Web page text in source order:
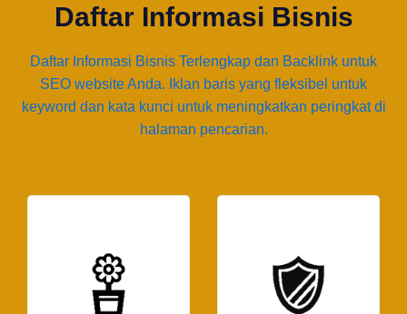
Daftar Informasi Bisnis
Daftar Informasi Bisnis Terlengkap dan Backlink untuk
SEO website Anda. Iklan baris yang fleksibel untuk
keyword dan kata kunci untuk meningkatkan peringkat di
halaman pencarian.